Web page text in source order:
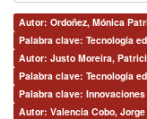
Autor: Ordoñez, Mónica
Palabra clave: Tecnología
Autor: Justo Moreira,
Palabra clave: Tecnología
Palabra clave:
Autor: Valencia Cobo,